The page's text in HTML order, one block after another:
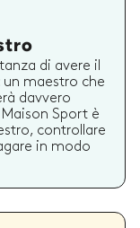
di avere il
maestro che
davvero
Sport è
controllare
in modo